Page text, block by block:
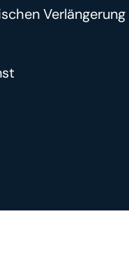
Verlängerung